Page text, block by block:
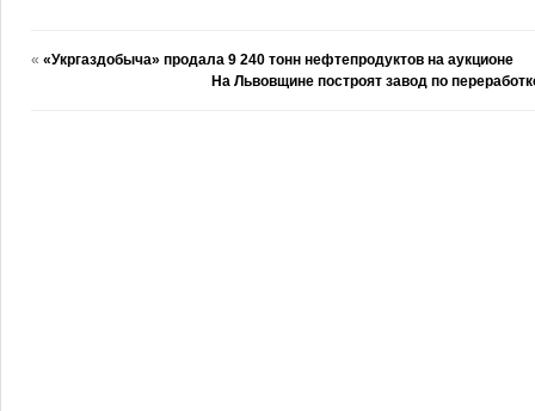
« «Укргаздобыча» продала 9 240 тонн нефтепродуктов на аукционе
На Львовщине построят завод по